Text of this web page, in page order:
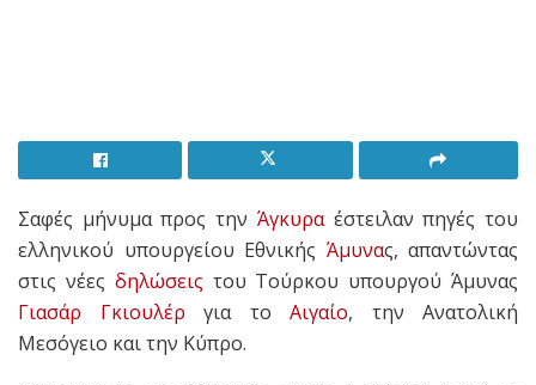
Σαφές μήνυμα προς την Άγκυραέστειλαν πηγές του
ελληνικού υπουργείου Εθνικής Άμυνας, απαντώντας
στις νέες δηλώσεις του Τούρκου υπουργού Άμυνας
Γιασάρ Γκιουλέρ για το Αιγαίο, την Ανατολική
Μεσόγειο και την Κύπρο.